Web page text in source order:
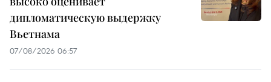
дипломатическую выдержку
Вьетнама
07/08/2026 06:57